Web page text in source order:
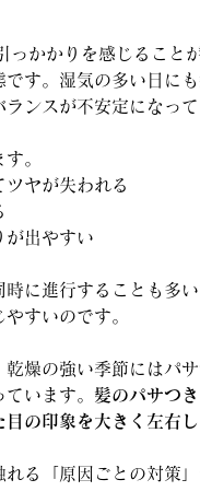
かかりを感じること
す。湿気の多い日に
ンスが不安定になって
。
ヤが失われる
が出やすい
に進行することも多
すいのです。
燥の強い季節にはパ
います。 髪のパサつ
の印象を大きく左右し
る「原因ごとの対策